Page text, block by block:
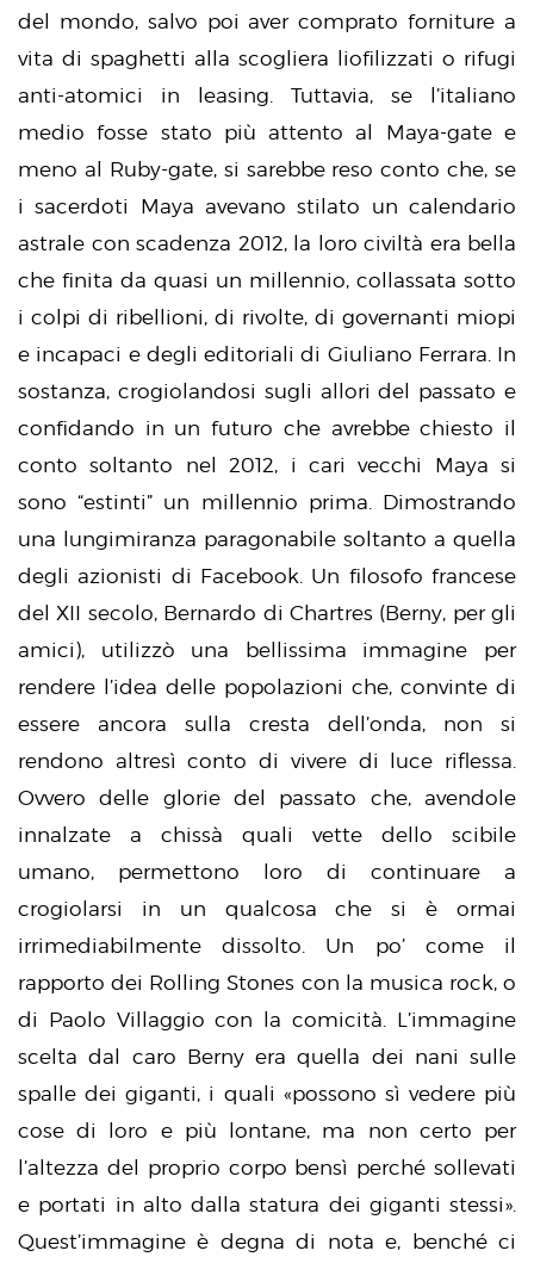
del mondo, salvo poi aver comprato forniture a
vita di spaghetti alla scogliera liofilizzati o rifugi
anti-atomici in leasing. Tuttavia, se l’italiano
medio fosse stato più attento al Maya-gate e
meno al Ruby-gate, si sarebbe reso conto che, se
i sacerdoti Maya avevano stilato un calendario
astrale con scadenza 2012, la loro civiltà era bella
che finita da quasi un millennio, collassata sotto
i colpi di ribellioni, di rivolte, di governanti miopi
e incapaci e degli editoriali di Giuliano Ferrara. In
sostanza, crogiolandosi sugli allori del passato e
confidando in un futuro che avrebbe chiesto il
conto soltanto nel 2012, i cari vecchi Maya si
sono “estinti” un millennio prima. Dimostrando
una lungimiranza paragonabile soltanto a quella
degli azionisti di Facebook. Un filosofo francese
del XII secolo, Bernardo di Chartres (Berny, per gli
amici), utilizzò una bellissima immagine per
rendere l’idea delle popolazioni che, convinte di
essere ancora sulla cresta dell’onda, non si
rendono altresì conto di vivere di luce riflessa.
Ovvero delle glorie del passato che, avendole
innalzate a chissà quali vette dello scibile
umano, permettono loro di continuare a
crogiolarsi in un qualcosa che si è ormai
irrimediabilmente dissolto. Un po’ come il
rapporto dei Rolling Stones con la musica rock, o
di Paolo Villaggio con la comicità. L’immagine
scelta dal caro Berny era quella dei nani sulle
spalle dei giganti, i quali «possono sì vedere più
cose di loro e più lontane, ma non certo per
l’altezza del proprio corpo bensì perché sollevati
e portati in alto dalla statura dei giganti stessi».
Quest’immagine è degna di nota e, benché ci